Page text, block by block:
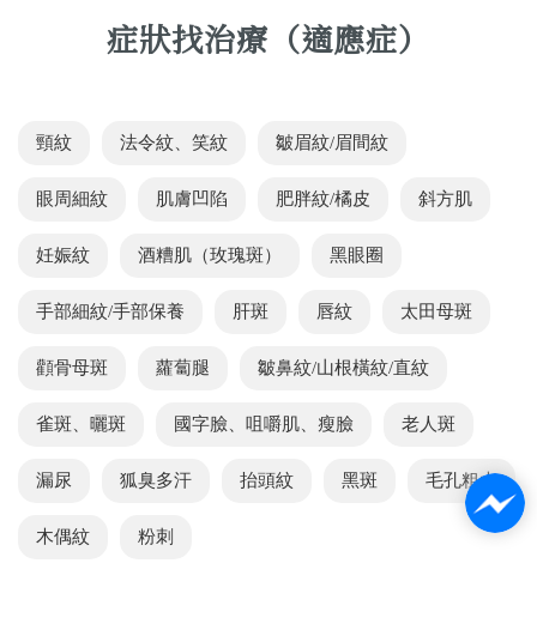
症狀找治療（適應症）
頸紋 法令紋、笑紋 皺眉紋/眉間紋
眼周細紋 肌膚凹陷 肥胖紋/橘皮 斜方肌
妊娠紋 酒糟肌（玫瑰斑） 黑眼圈
手部細紋/手部保養 肝斑 唇紋 太田母斑
顴骨母斑 蘿蔔腿 皺鼻紋/山根橫紋/直紋
雀斑、曬斑 國字臉、咀嚼肌、瘦臉 老人斑
漏尿 狐臭多汗 抬頭紋 黑斑 毛孔粗大
木偶紋 粉刺